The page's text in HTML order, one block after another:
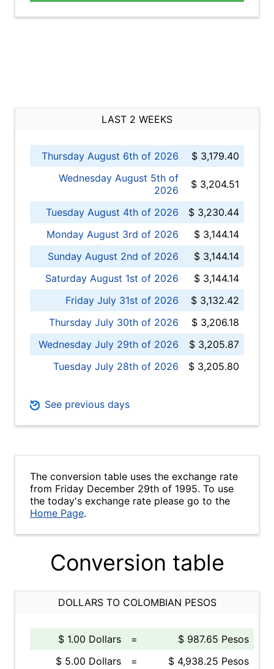
LAST 2 WEEKS
Thursday August 6th of 2026
$ 3,179.40
Wednesday August 5th of
2026
$ 3,204.51
Tuesday August 4th of 2026
$ 3,230.44
Monday August 3rd of 2026
$ 3,144.14
Sunday August 2nd of 2026
$ 3,144.14
Saturday August 1st of 2026
$ 3,144.14
Friday July 31st of 2026
$ 3,132.42
Thursday July 30th of 2026
$ 3,206.18
Wednesday July 29th of 2026
$ 3,205.87
Tuesday July 28th of 2026
$ 3,205.80
See previous days
The conversion table uses the exchange rate
from Friday December 29th of 1995. To use
the today's exchange rate please go to the
Home Page.
Conversion table
DOLLARS TO COLOMBIAN PESOS
$ 1.00 Dollars =
$ 987.65 Pesos
$ 5.00 Dollars
=
$ 4,938.25 Pesos